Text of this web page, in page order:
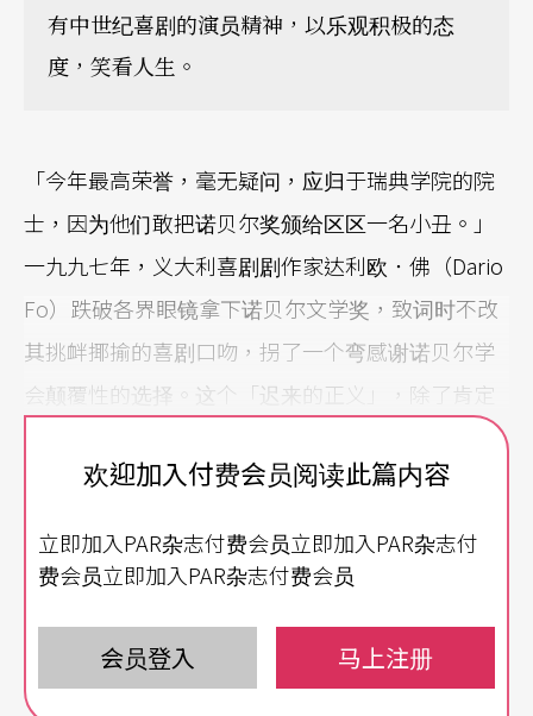
有中世纪喜剧的演员精神，以乐观积极的态
度，笑看人生。
「今年最高荣誉，毫无疑问，应归于瑞典学院的院
士，因为他们敢把诺贝尔奖颁给区区一名小丑。」
一九九七年，义大利喜剧剧作家达利欧．佛（Dario
Fo）跌破各界眼镜拿下诺贝尔文学奖，致词时不改
其挑衅揶揄的喜剧口吻，拐了一个弯感谢诺贝尔学
会颠覆性的选择。这个「迟来的正义」，除了肯定
反他长期透过剧场为被压迫的群众发声，所承受的
传承自街头戏剧的剧作家
达利欧．佛本来就是一个难以用传统眼光定位的艺
术家，理由之一，身为一个剧作家，他从来不是学
欢迎加入付费会员阅读此篇内容
立即加入PAR杂志付费会员立即加入PAR杂志付
费会员立即加入PAR杂志付费会员
会员登入 马上注册